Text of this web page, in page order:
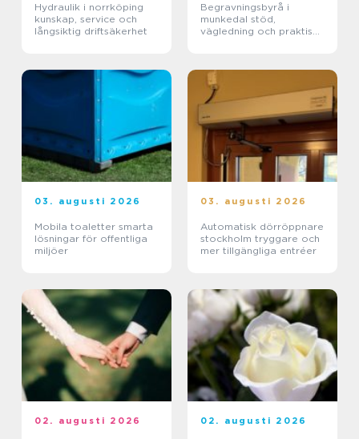
Hydraulik i norrköping
kunskap, service och
långsiktig driftsäkerhet
Begravningsbyrå i
munkedal stöd,
vägledning och praktisk
03. augusti 2026
Mobila toaletter smarta
lösningar för offentliga
miljöer
03. augusti 2026
Automatisk dörröppnare
stockholm tryggare och
mer tillgängliga entréer
02. augusti 2026 02. augusti 2026